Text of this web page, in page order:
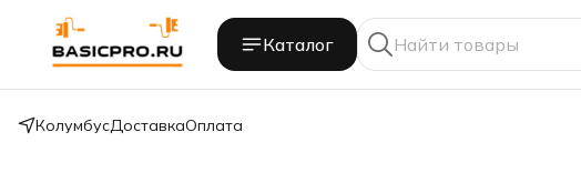
Каталог
КолумбусДоставкаОплата